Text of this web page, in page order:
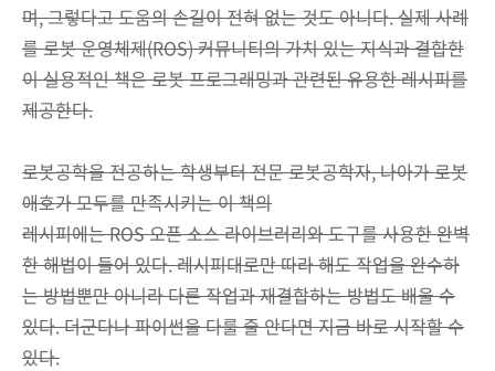
며, 그렇다고 도움의 손길이 전혀 없는 것도 아니다. 실제 사례
를 로봇 운영체제(ROS) 커뮤니티의 가치 있는 지식과 결합한
이 실용적인 책은 로봇 프로그래밍과 관련된 유용한 레시피를
제공한다.
로봇공학을 전공하는 학생부터 전문 로봇공학자, 나아가 로봇
애호가 모두를 만족시키는 이 책의
레시피에는 ROS 오픈 소스 라이브러리와 도구를 사용한 완벽
한 해법이 들어 있다. 레시피대로만 따라 해도 작업을 완수하
는 방법뿐만 아니라 다른 작업과 재결합하는 방법도 배울 수
있다. 더군다나 파이썬을 다룰 줄 안다면 지금 바로 시작할 수
있다.